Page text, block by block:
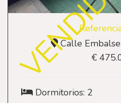
Calle
€
Dormitorios: 2